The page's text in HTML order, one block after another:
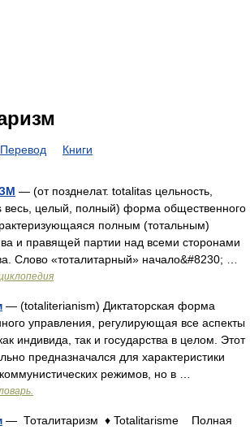
Перевод Книги
— (от позднелат. totalitas цельность,
весь, целый, полный) форма общественного
полным (тотальным)
ва и правящей партии над всеми сторонами
Слово «тоталитарный» начало&#8230; …
— (totaliterianism) Диктаторская форма
управления, регулирующая все аспекты
индивида, так и государства в целом. Этот
предназначался для характеристики
режимов, но в …
— Тоталитаризм ♦ Totalitarisme Полная